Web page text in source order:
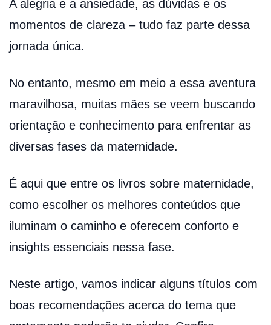
A alegria e a ansiedade, as dúvidas e os
momentos de clareza – tudo faz parte dessa
jornada única.
No entanto, mesmo em meio a essa aventura
maravilhosa, muitas mães se veem buscando
orientação e conhecimento para enfrentar as
diversas fases da maternidade.
É aqui que entre os livros sobre maternidade,
como escolher os melhores conteúdos que
iluminam o caminho e oferecem conforto e
insights essenciais nessa fase.
Neste artigo, vamos indicar alguns títulos com
boas recomendações acerca do tema que